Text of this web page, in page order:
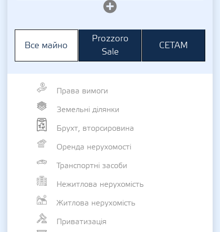
Все майно
Prozzoro
Sale
СЕТАМ
Права вимоги
Земельні ділянки
Брухт, вторсировина
Оренда нерухомості
Транспортні засоби
Нежитлова нерухомість
Житлова нерухомість
Приватизація